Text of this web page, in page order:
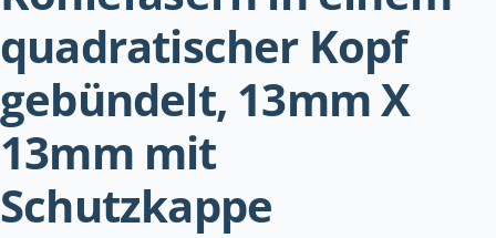
quadratischer Kopf
gebündelt, 13mm X
13mm mit
Schutzkappe